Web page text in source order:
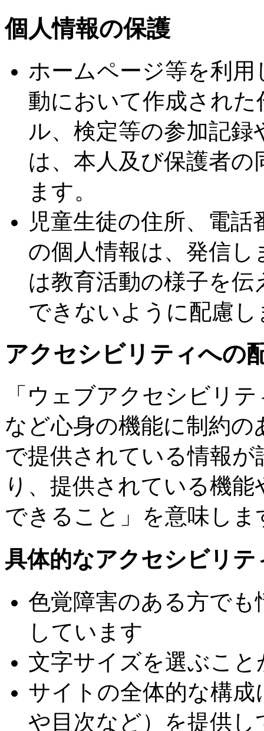
個人情報の保護
ホームページ等を利
動において作成され
ル、検定等の参加記
は、本人及び保護者
ます。
児童生徒の住所、電
の個人情報は、発信
は教育活動の様子を
できないように配慮し
アクセシビリティへの
「ウェブアクセシビリ
など心身の機能に制約
で提供されている情報
り、提供されている機
できること」を意味しま
具体的なアクセシビリテ
色覚障害のある方で
しています
文字サイズを選ぶこ
サイトの全体的な構
や目次など）を提供し